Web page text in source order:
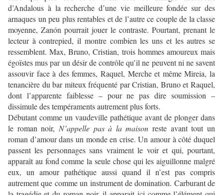
d’Andalous à la recherche d’une vie meilleure fondée sur des
arnaques un peu plus rentables et de l’autre ce couple de la classe
moyenne, Zanón pourrait jouer le contraste. Pourtant, prenant le
lecteur à contrepied, il montre combien les uns et les autres se
ressemblent. Max, Bruno, Cristian, trois hommes amoureux mais
égoïstes mus par un désir de contrôle qu’il ne peuvent ni ne savent
assouvir face à des femmes, Raquel, Merche et même Mireia, la
tenancière du bar miteux fréquenté par Cristian, Bruno et Raquel,
dont l’apparente faiblesse – pour ne pas dire soumission –
dissimule des tempéraments autrement plus forts.
Débutant comme un vaudeville pathétique avant de plonger dans
le roman noir, N’appelle pas à la maison reste avant tout un
roman d’amour dans un monde en crise. Un amour à côté duquel
passent les personnages sans vraiment le voir et qui, pourtant,
apparaît au fond comme la seule chose qui les aiguillonne malgré
eux, un amour pathétique aussi quand il n’est pas compris
autrement que comme un instrument de domination. Carburant de